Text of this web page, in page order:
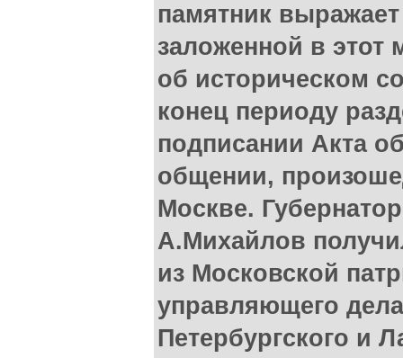
памятник
заложенной в
об историческом
конец периоду
подписании Акта
общении,
Москве.
А.Михайлов
из Московской
управляющего
Петербургского и